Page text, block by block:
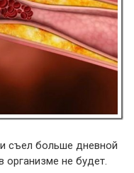
съел больше дневной
организме не будет.